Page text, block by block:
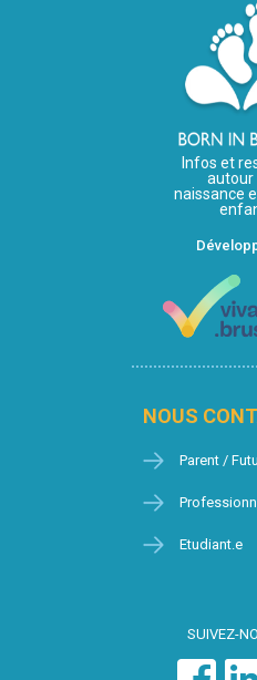
Infos et
autour
naissance
NOUS
Parent /
Etudiant.e
SUIVEZ-